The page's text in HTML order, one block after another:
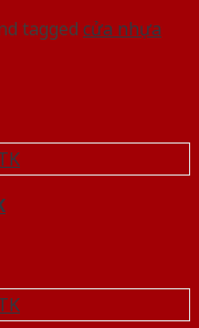
tagged cửa nhựa